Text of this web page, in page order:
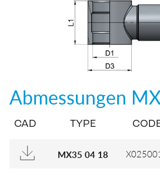
Abmessungen
CAD TYPE
MX35 04 18